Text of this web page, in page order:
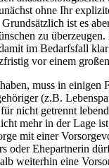
ohne Ihr
ist es
zu
im Bedarfsfall
vor einem
muss in
(z.B.
nicht getrennt
mehr in der Lage
mit einer
oder Ehepartnerin
weiterhin eine